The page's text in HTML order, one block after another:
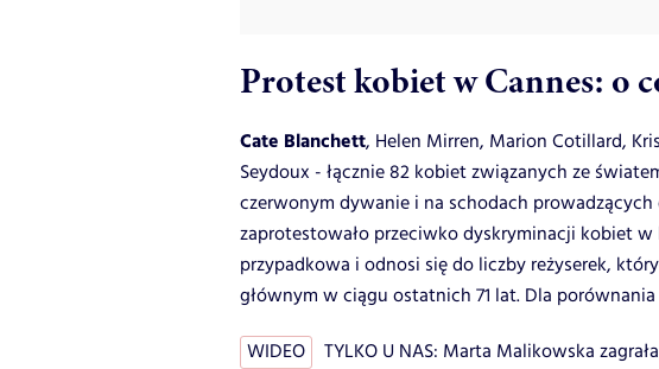
Protest kobiet w Cannes: o
Cate Blanchett, Helen Mirren, Marion Cotillard,
Seydoux - łącznie 82 kobiet związanych ze
czerwonym dywanie i na schodach
zaprotestowało przeciwko dyskryminacji kobiet
przypadkowa i odnosi się do liczby reżyserek,
głównym w ciągu ostatnich 71 lat. Dla porównania
WIDEO
TYLKO U NAS: Marta Malikowska